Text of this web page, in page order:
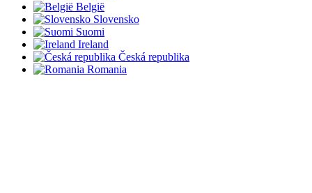
België
Slovensko
Suomi
Ireland
Česká republika
Romania